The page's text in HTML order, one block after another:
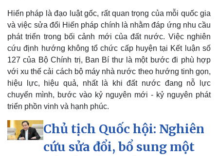
Hiến pháp là đạo luật gốc, rất quan trọng của mỗi quốc gia
và việc sửa đổi Hiến pháp chính là nhằm đáp ứng nhu cầu
phát triển trong bối cảnh mới của đất nước. Việc nghiên
cứu định hướng không tổ chức cấp huyện tại Kết luận số
127 của Bộ Chính trị, Ban Bí thư là một bước đi phù hợp
với xu thế cải cách bộ máy nhà nước theo hướng tinh gọn,
hiệu lực, hiệu quả, nhất là khi đất nước đang nỗ lực
chuyển mình, bước vào kỷ nguyên mới - kỷ nguyên phát
triển phồn vinh và hạnh phúc.
Chủ tịch Quốc hội: Nghiên
cứu sửa đổi, bổ sung một